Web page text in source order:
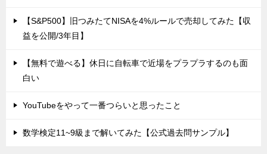
【S&P500】旧つみたてNISAを4%ルールで売却してみた【収
益を公開/3年目】
【無料で遊べる】休日に自転車で近場をプラプラするのも面
白い
YouTubeをやって一番つらいと思ったこと
数学検定11~9級まで解いてみた【公式過去問サンプル】